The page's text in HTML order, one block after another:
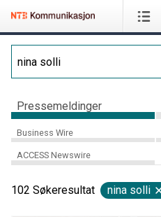
Pressemeldinger
Business Wire
ACCESS Newswire
102 Søkeresultat nina solli